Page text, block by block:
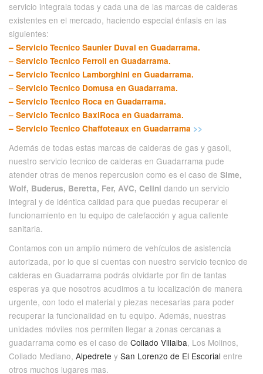
servicio integrala todas y cada una de las marcas de calderas
existentes en el mercado, haciendo especial énfasis en las
siguientes:
– Servicio Tecnico Saunier Duval en Guadarrama.
– Servicio Tecnico Ferroli en Guadarrama.
– Servicio Tecnico Lamborghini en Guadarrama.
– Servicio Tecnico Domusa en Guadarrama.
– Servicio Tecnico Roca en Guadarrama.
– Servicio Tecnico BaxiRoca en Guadarrama.
– Servicio Tecnico Chaffoteaux en Guadarrama >>
Además de todas estas marcas de calderas de gas y gasoil,
nuestro servicio tecnico de calderas en Guadarrama pude
atender otras de menos repercusion como es el caso de Sime,
Wolf, Buderus, Beretta, Fer, AVC, Celini dando un servicio
integral y de idéntica calidad para que puedas recuperar el
funcionamiento en tu equipo de calefacción y agua caliente
sanitaria.
Contamos con un amplio número de vehículos de asistencia
autorizada, por lo que si cuentas con nuestro servicio tecnico de
calderas en Guadarrama podrás olvidarte por fin de tantas
esperas ya que nosotros acudimos a tu localización de manera
urgente, con todo el material y piezas necesarias para poder
recuperar la funcionalidad en tu equipo. Además, nuestras
unidades móviles nos permiten llegar a zonas cercanas a
guadarrama como es el caso de Collado Villalba, Los Molinos,
Collado Mediano, Alpedrete y San Lorenzo de El Escorial entre
otros muchos lugares mas.